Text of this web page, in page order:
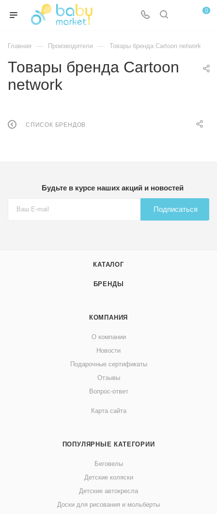
0
Главная — Производители — Товары бренда Cartoon network
Товары бренда Cartoon
network
СПИСОК БРЕНДОВ
Будьте в курсе наших акций и новостей
Подписаться
КАТАЛОГ
БРЕНДЫ
КОМПАНИЯ
О компании
Новости
Подарочные сертификаты
Отзывы
Вопрос-ответ
Карта сайта
ПОПУЛЯРНЫЕ КАТЕГОРИИ
Беговелы
Детские коляски
Детские автокресла
Доски для рисования и мольберты